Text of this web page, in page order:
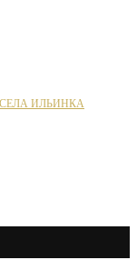
ИЛЬИНКА